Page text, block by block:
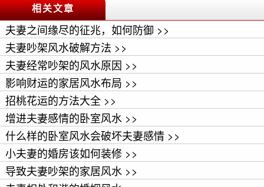
相关文章
夫妻之间缘尽的征兆，如何防御 >>
夫妻吵架风水破解方法 >>
夫妻经常吵架的风水原因 >>
影响财运的家居风水布局 >>
招桃花运的方法大全 >>
增进夫妻感情的卧室风水 >>
什么样的卧室风水会破坏夫妻感情 >>
小夫妻的婚房该如何装修 >>
导致夫妻吵架的家居风水 >>